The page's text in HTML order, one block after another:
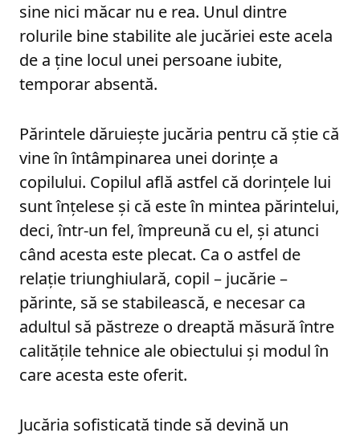
sine nici măcar nu e rea. Unul dintre
rolurile bine stabilite ale jucăriei este acela
de a ține locul unei persoane iubite,
temporar absentă.
Părintele dăruiește jucăria pentru că știe că
vine în întâmpinarea unei dorințe a
copilului. Copilul află astfel că dorințele lui
sunt înțelese și că este în mintea părintelui,
deci, într-un fel, împreună cu el, și atunci
când acesta este plecat. Ca o astfel de
relație triunghiulară, copil – jucărie –
părinte, să se stabilească, e necesar ca
adultul să păstreze o dreaptă măsură între
calitățile tehnice ale obiectului și modul în
care acesta este oferit.
Jucăria sofisticată tinde să devină un